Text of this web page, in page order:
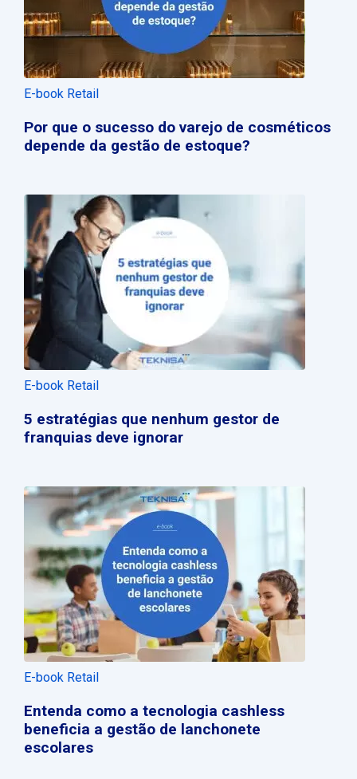
E-book Retail
Por que o sucesso do varejo de cosméticos
depende da gestão de estoque?
E-book Retail
5 estratégias que nenhum gestor de
franquias deve ignorar
E-book Retail
Entenda como a tecnologia cashless
beneficia a gestão de lanchonete
escolares